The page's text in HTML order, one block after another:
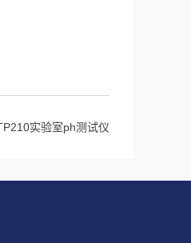
实验室ph测试仪